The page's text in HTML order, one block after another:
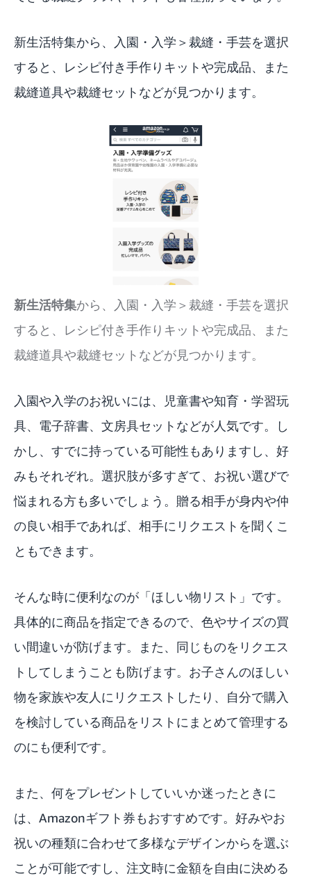
新生活特集から、入園・入学＞裁縫・手芸を選択
すると、レシピ付き手作りキットや完成品、また
裁縫道具や裁縫セットなどが見つかります。
新生活特集から、入園・入学＞裁縫・手芸を選択
すると、レシピ付き手作りキットや完成品、また
裁縫道具や裁縫セットなどが見つかります。
入園や入学のお祝いには、児童書や知育・学習玩
具、電子辞書、文房具セットなどが人気です。し
かし、すでに持っている可能性もありますし、好
みもそれぞれ。選択肢が多すぎて、お祝い選びで
悩まれる方も多いでしょう。贈る相手が身内や仲
の良い相手であれば、相手にリクエストを聞くこ
ともできます。
そんな時に便利なのが「ほしい物リスト 」です。
具体的に商品を指定できるので、色やサイズの買
い間違いが防げます。また、同じものをリクエス
トしてしまうことも防げます。お子さんのほしい
物を家族や友人にリクエストしたり、自分で購入
を検討している商品をリストにまとめて管理する
のにも便利です。
また、何をプレゼントしていいか迷ったときに
は、 Amazonギフト券もおすすめです。好みやお
祝いの種類に合わせて多様なデザインからを選ぶ
ことが可能ですし、注文時に金額を自由に決める